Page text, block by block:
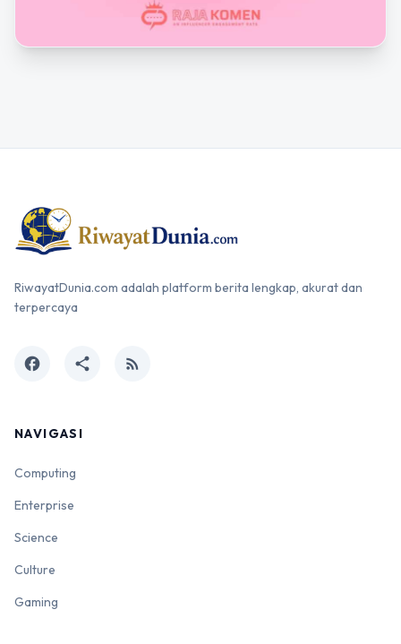
RiwayatDunia.com adalah platform berita lengkap, akurat dan
terpercaya
facebook share rss_feed
NAVIGASI
Computing
Enterprise
Science
Culture
Gaming